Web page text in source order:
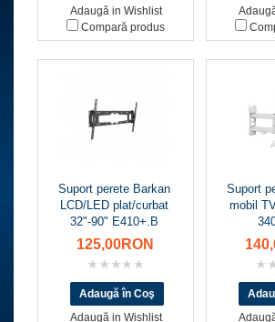
Adaugă in Wishlist
Compară produs
Suport perete Barkan
LCD/LED plat/curbat
32"-90" E410+.B
125,00RON
Adaugă in Wishlist
Suport
mobil